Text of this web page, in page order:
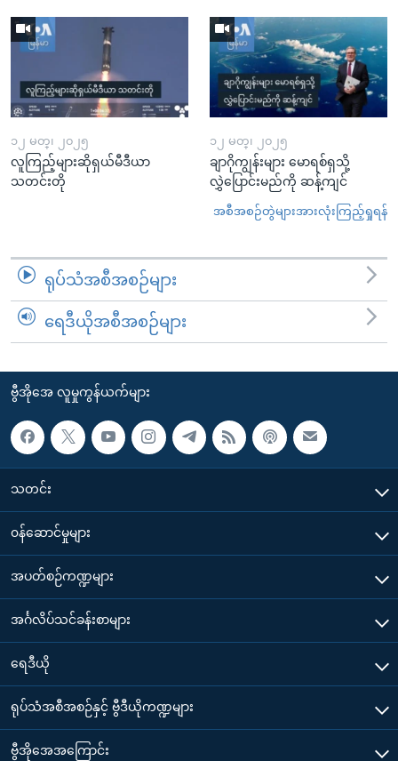
၁၂ မတ္၊ ၂၀၂၅
လူကြည့်များဆိုရှယ်မီဒီယာ
သတင်းတို
၁၂ မတ္၊ ၂၀၂၅
ချာဂိုကျွန်းများ မောရစ်ရှသို့
လွှဲပြောင်းမည်ကို ဆန့်ကျင်
အစီအစဉ်တွဲများအားလုံးကြည့်ရှုရန်
ရုပ်သံအစီအစဉ်များ
ရေဒီယိုအစီအစဉ်များ
ဗွီအိုအေ လူမှုကွန်ယက်များ
သတင်း
၀န်ဆောင်မှုများ
အပတ်စဉ်ကဏ္ဍများ
အင်္ဂလိပ်သင်ခန်းစာများ
ရေဒီယို
ရုပ်သံအစီအစဉ်နှင့် ဗွီဒီယိုကဏ္ဍများ
ဗွီအိုအေအကြောင်း